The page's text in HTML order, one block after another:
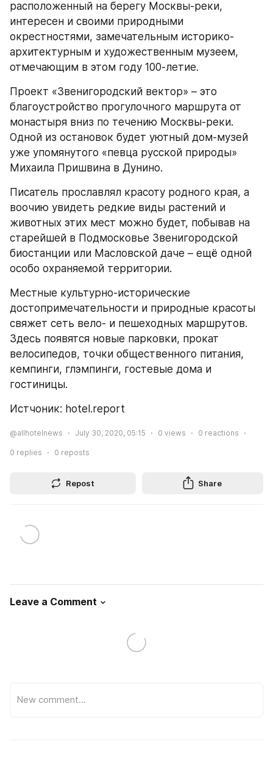
расположенный на берегу Москвы-реки,
интересен и своими природными
окрестностями, замечательным историко-
архитектурным и художественным музеем,
отмечающим в этом году 100-летие.
Проект «Звенигородский вектор» – это
благоустройство прогулочного маршрута от
монастыря вниз по течению Москвы-реки.
Одной из остановок будет уютный дом-музей
уже упомянутого «певца русской природы»
Михаила Пришвина в Дунино.
Писатель прославлял красоту родного края, а
воочию увидеть редкие виды растений и
животных этих мест можно будет, побывав на
старейшей в Подмосковье Звенигородской
биостанции или Масловской даче – ещё одной
особо охраняемой территории.
Местные культурно-исторические
достопримечательности и природные красоты
свяжет сеть вело- и пешеходных марш­рутов.
Здесь появятся новые парковки, прокат
велосипедов, точки общественного питания,
кемпинги, глэмпинги, гостевые дома и
гостиницы.
Истчоник: hotel.report
@allhotelnews July 30, 2020, 05:15 0 views 0 reactions
0 replies 0 reposts
Repost Share
Leave a Comment